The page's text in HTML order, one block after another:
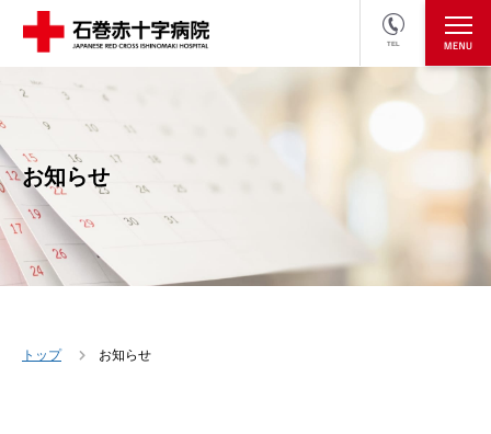
TEL
医療関係者の方
お知らせ
トップ お知らせ